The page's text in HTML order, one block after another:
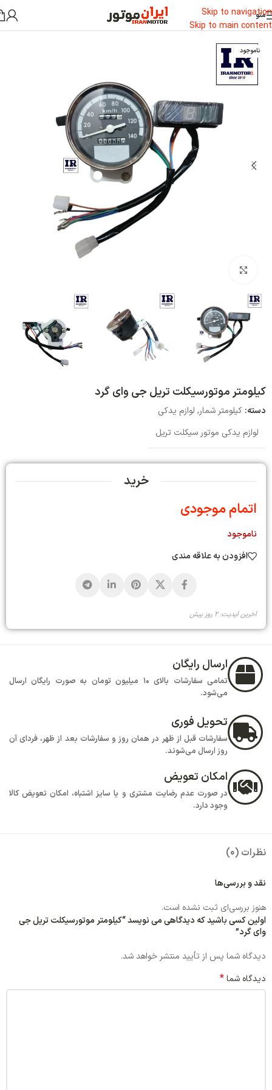
Skip to navigation
Skip to main content
منو
خانه/ لوازم یدکی کیلومتر شمار
ناموجود
کیلومتر موتورسیکلت تریل جی وای گرد
دسته: کیلومتر شمار, لوازم یدکی
لوازم یدکی موتور سیکلت تریل
خرید
اتمام موجودی
ناموجود
افزودن به علاقه مندی
آخرین آپدیت: 2 روز پیش
ارسال رایگان
تمامی سفارشات بالای 10 میلیون تومان به صورت رایگان ارسال
می‌شود.
تحویل فوری
سفارشات قبل از ظهر در همان روز و سفارشات بعد از ظهر، فردای آن
روز ارسال می‌شوند.
امکان تعویض
در صورت عدم رضایت مشتری و یا سایز اشتباه، امکان تعویض کالا
وجود دارد.
نظرات (0)
نقد و بررسی‌ها
هنوز بررسی‌ای ثبت نشده است.
اولین کسی باشید که دیدگاهی می نویسد “کیلومتر موتورسیکلت تریل جی
وای گرد”
دیدگاه شما پس از تأیید منتشر خواهد شد.
دیدگاه شما*